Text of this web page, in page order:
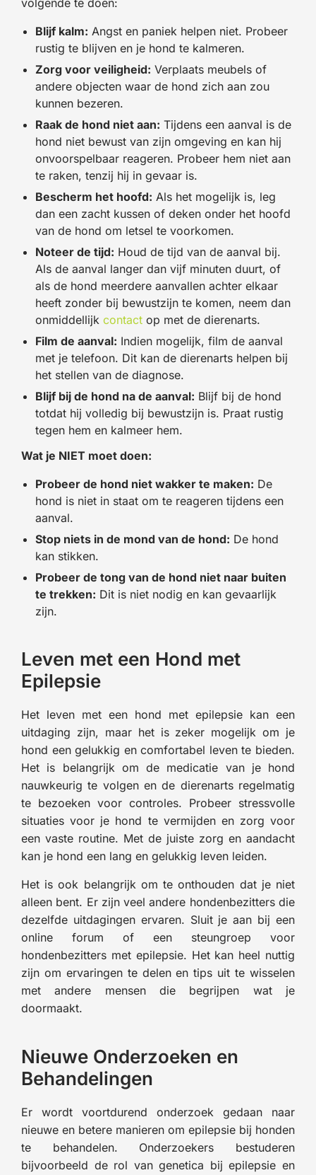
volgende te doen:
Blijf kalm: Angst en paniek helpen niet. Probeer
rustig te blijven en je hond te kalmeren.
Zorg voor veiligheid: Verplaats meubels of
andere objecten waar de hond zich aan zou
kunnen bezeren.
Raak de hond niet aan: Tijdens een aanval is de
hond niet bewust van zijn omgeving en kan hij
onvoorspelbaar reageren. Probeer hem niet aan
te raken, tenzij hij in gevaar is.
Bescherm het hoofd: Als het mogelijk is, leg
dan een zacht kussen of deken onder het hoofd
van de hond om letsel te voorkomen.
Noteer de tijd: Houd de tijd van de aanval bij.
Als de aanval langer dan vijf minuten duurt, of
als de hond meerdere aanvallen achter elkaar
heeft zonder bij bewustzijn te komen, neem dan
onmiddellijk contact op met de dierenarts.
Film de aanval: Indien mogelijk, film de aanval
met je telefoon. Dit kan de dierenarts helpen bij
het stellen van de diagnose.
Blijf bij de hond na de aanval: Blijf bij de hond
totdat hij volledig bij bewustzijn is. Praat rustig
tegen hem en kalmeer hem.
Wat je NIET moet doen:
Probeer de hond niet wakker te maken: De
hond is niet in staat om te reageren tijdens een
aanval.
Stop niets in de mond van de hond: De hond
kan stikken.
Probeer de tong van de hond niet naar buiten
te trekken: Dit is niet nodig en kan gevaarlijk
zijn.
Leven met een Hond met
Epilepsie
Het leven met een hond met epilepsie kan een
uitdaging zijn, maar het is zeker mogelijk om je
hond een gelukkig en comfortabel leven te bieden.
Het is belangrijk om de medicatie van je hond
nauwkeurig te volgen en de dierenarts regelmatig
te bezoeken voor controles. Probeer stressvolle
situaties voor je hond te vermijden en zorg voor
een vaste routine. Met de juiste zorg en aandacht
kan je hond een lang en gelukkig leven leiden.
Het is ook belangrijk om te onthouden dat je niet
alleen bent. Er zijn veel andere hondenbezitters die
dezelfde uitdagingen ervaren. Sluit je aan bij een
online forum of een steungroep voor
hondenbezitters met epilepsie. Het kan heel nuttig
zijn om ervaringen te delen en tips uit te wisselen
met andere mensen die begrijpen wat je
doormaakt.
Nieuwe Onderzoeken en
Behandelingen
Er wordt voortdurend onderzoek gedaan naar
nieuwe en betere manieren om epilepsie bij honden
te behandelen. Onderzoekers bestuderen
bijvoorbeeld de rol van genetica bij epilepsie en